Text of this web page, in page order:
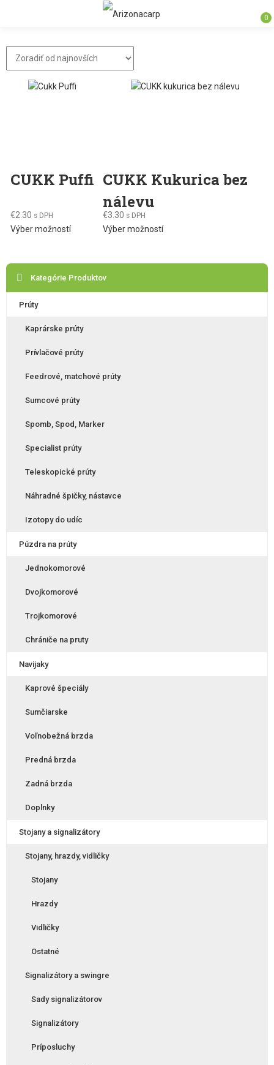
0
CUKK Puffi
€2.30 s DPH
Výber možnostíThis
may
chosen
product
CUKK Kukurica bez
nálevu
€3.30 s DPH
Výber možnostíThis
Kategórie Produktov
Prúty
Kaprárske prúty
Prívlačové prúty
Feedrové, matchové prúty
Sumcové prúty
Spomb, Spod, Marker
Specialist prúty
Teleskopické prúty
Náhradné špičky, nástavce
Izotopy do udíc
Púzdra na prúty
Jednokomorové
Dvojkomorové
Trojkomorové
Chrániče na pruty
Navijaky
Kaprové špeciály
Sumčiarske
Voľnobežná brzda
Predná brzda
Zadná brzda
Doplnky
Stojany a signalizátory
Stojany, hrazdy, vidličky
Stojany
Hrazdy
Vidličky
Ostatné
Signalizátory a swingre
Sady signalizátorov
Signalizátory
Príposluchy